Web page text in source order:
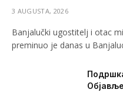
3 AUGUSTA, 2026
Banjalučki ugostitelj i otac
preminuo je danas u